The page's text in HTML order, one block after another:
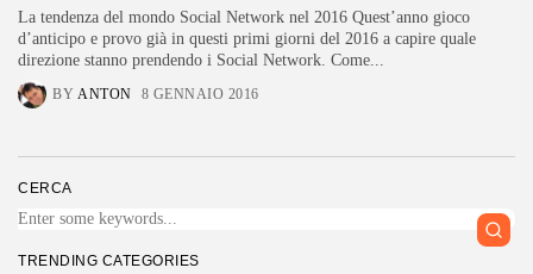
La tendenza del mondo Social Network nel 2016 Quest’anno gioco
d’anticipo e provo già in questi primi giorni del 2016 a capire quale
direzione stanno prendendo i Social Network. Come...
BY ANTON 8 GENNAIO 2016
CERCA
TRENDING CATEGORIES